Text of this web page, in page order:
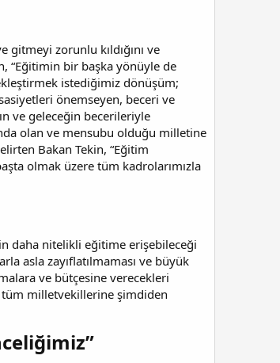
zorunlu kıldığını ve
“Eğitimin bir başka yönüyle de
istediğimiz dönüşüm;
önemseyen, beceri ve
ve geleceğin becerileriyle
olan ve mensubu olduğu milletine
Bakan Tekin, “Eğitim
olmak üzere tüm kadrolarımızla
daha nitelikli eğitime erişebileceği
asla zayıflatılmaması ve büyük
ve bütçesine verecekleri
tüm milletvekillerine şimdiden